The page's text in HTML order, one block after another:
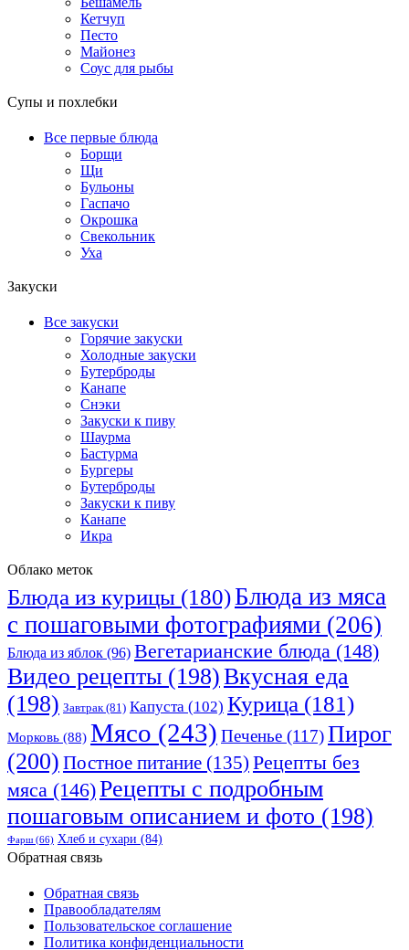
Кетчуп
Песто
Майонез
Соус для рыбы
Супы и похлебки
Все первые блюда
Борщи
Щи
Бульоны
Гаспачо
Окрошка
Свекольник
Уха
Закуски
Все закуски
Горячие закуски
Холодные закуски
Бутерброды
Канапе
Снэки
Закуски к пиву
Шаурма
Бастурма
Бургеры
Бутерброды
Закуски к пиву
Канапе
Икра
Облако меток
Блюда из курицы (180)Блюда из мяса
с пошаговыми фотографиями (206)
Блюда из яблок (96) Вегетарианские блюда (148)
Видео рецепты (198)Вкусная еда
(198) Завтрак(81) Капуста (102) Курица (181)
Морковь (88) Мясо (243) Печенье (117)Пирог
(200) Постное питание (135) Рецепты без
мяса (146)Рецепты с подробным
пошаговым описанием и фото (198)
Фарш(66) Хлеб и сухари (84)
Обратная связь
Обратная связь
Правообладателям
Пользовательское соглашение
Политика конфиденциальности